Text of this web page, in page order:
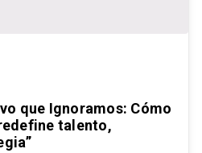
que Ignoramos: Cómo
talento,